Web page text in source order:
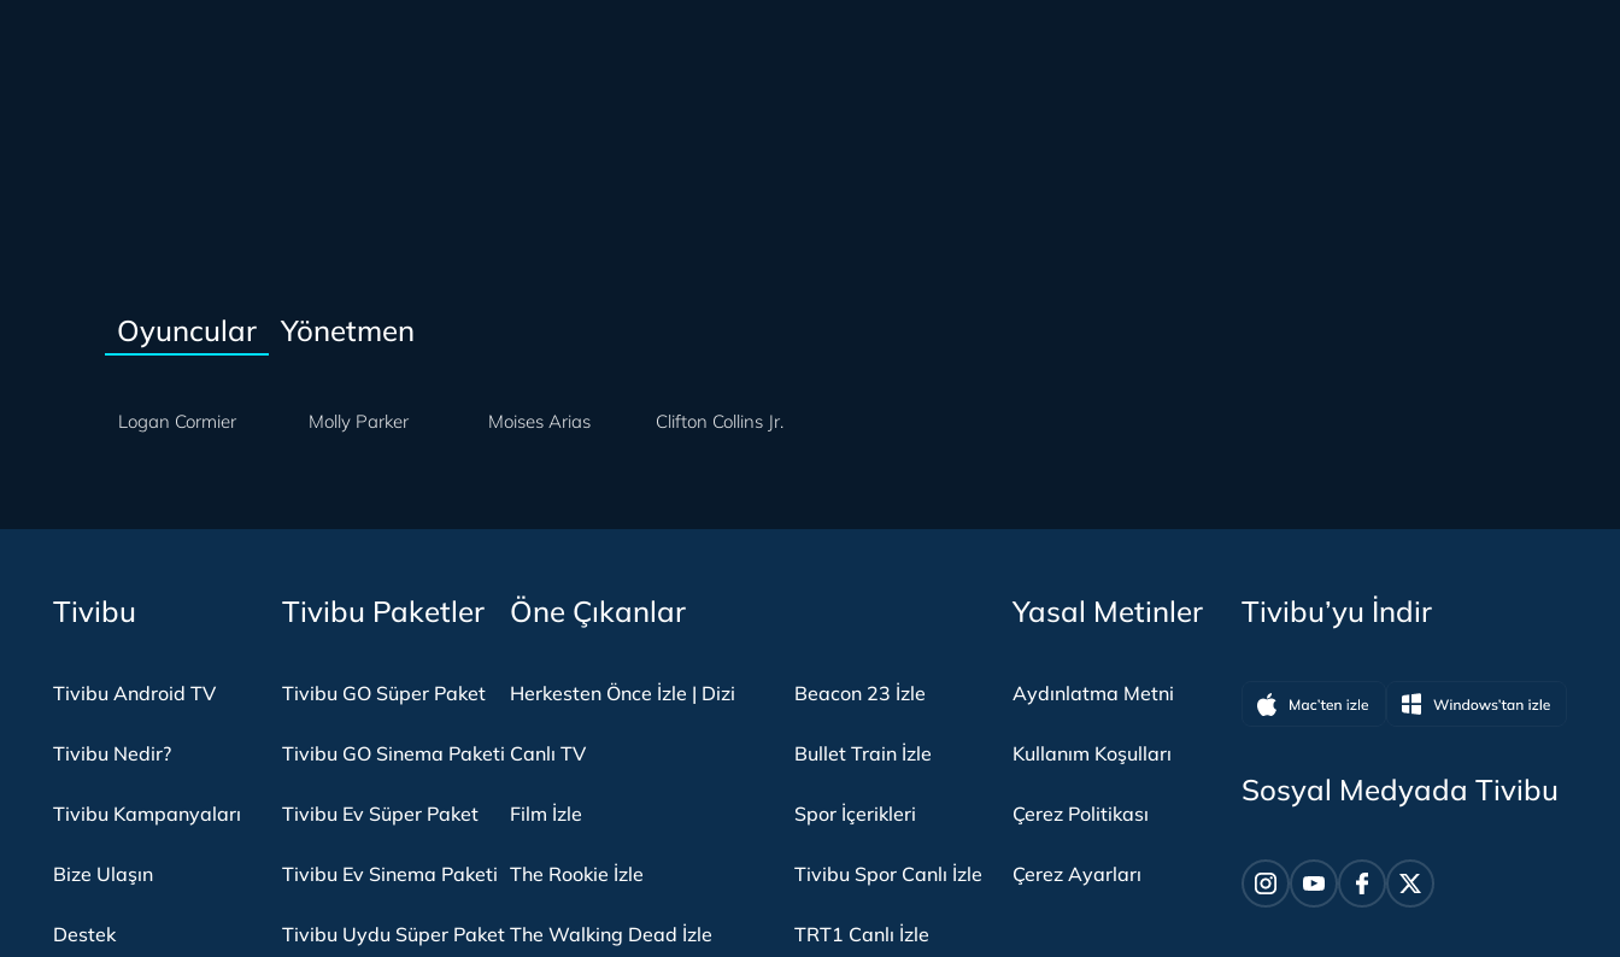
Oyuncular Yönetmen
Logan Cormier Molly Parker Moises Arias Clifton Collins Jr.
Tivibu
Tivibu Android TV
Tivibu Nedir?
Tivibu Kampanyaları
Bize Ulaşın
Destek
Tivibu Paketler
Tivibu GO Süper Paket
Tivibu GO Sinema Paketi
Tivibu Ev Süper Paket
Tivibu Ev Sinema Paketi
Tivibu Uydu Süper Paket
Öne Çıkanlar
Herkesten Önce İzle | Dizi
Canlı TV
Film İzle
The Rookie İzle
The Walking Dead İzle
Beacon 23 İzle
Bullet Train İzle
Spor İçerikleri
Tivibu Spor Canlı İzle
TRT1 Canlı İzle
Yasal Metinler
Aydınlatma Metni
Kullanım Koşulları
Çerez Politikası
Çerez Ayarları
Tivibu’yu İndir
Sosyal Medyada Tivibu